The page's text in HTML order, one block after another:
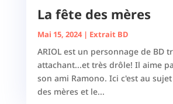
La fête des mères
Mai 15, 2024| Extrait BD
ARIOL est un personnage de BD
attachant...et très drôle! Il aime
son ami Ramono. Ici c'est au
des mères et le...